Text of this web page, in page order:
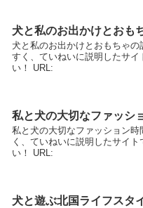
犬と私のお出かけとおも
犬と私のお出かけとおもちゃ
すく、ていねいに説明したサ
い！ URL:
私と犬の大切なファッシ
私と犬の大切なファッション
く、ていねいに説明したサイ
い！ URL:
犬と遊ぶ北国ライフスタ